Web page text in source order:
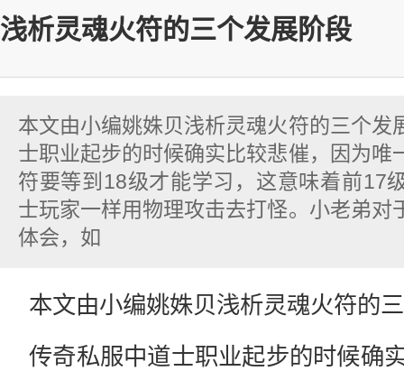
浅析灵魂火符的三个发展阶段
本文由小编姚姝贝浅析灵魂火符的三个发
士职业起步的时候确实比较悲催，因为唯
符要等到18级才能学习，这意味着前17
士玩家一样用物理攻击去打怪。小老弟对
体会，如
本文由小编姚姝贝浅析灵魂火符的
传奇私服中道士职业起步的时候确